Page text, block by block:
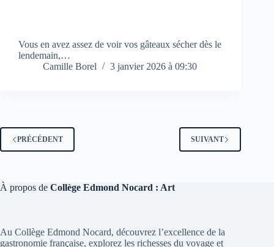
Vous en avez assez de voir vos gâteaux sécher dès le
lendemain,…
Camille Borel
3 janvier 2026 à 09:30
PRÉCÉDENT SUIVANT
À propos de Collège Edmond Nocard : Art
Au Collège Edmond Nocard, découvrez l’excellence de la
gastronomie française, explorez les richesses du voyage et